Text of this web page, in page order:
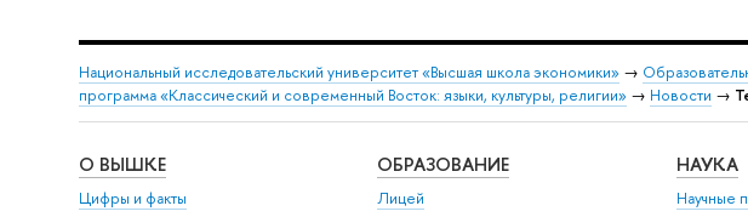
Национальный исследовательский университет «Высшая школа экономики» →
программа «Классический и современный Восток: языки, культуры, религии» → Новости →
О ВЫШКЕ
Цифры и факты
ОБРАЗОВАНИЕ
Лицей
НАУКА
Научные